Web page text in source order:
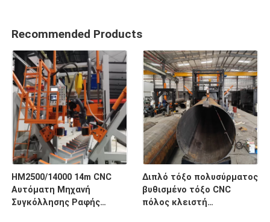
Recommended Products
HM2500/14000 14m CNC
Αυτόματη Μηχανή
Συγκόλλησης Ραφής
Διπλό τόξο πολυσύρματος
βυθισμένο τόξο CNC
πόλος κλειστή